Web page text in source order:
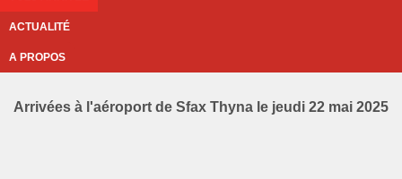
ACTUALITÉ
A PROPOS
Arrivées à l'aéroport de Sfax Thyna le jeudi 22 mai 2025